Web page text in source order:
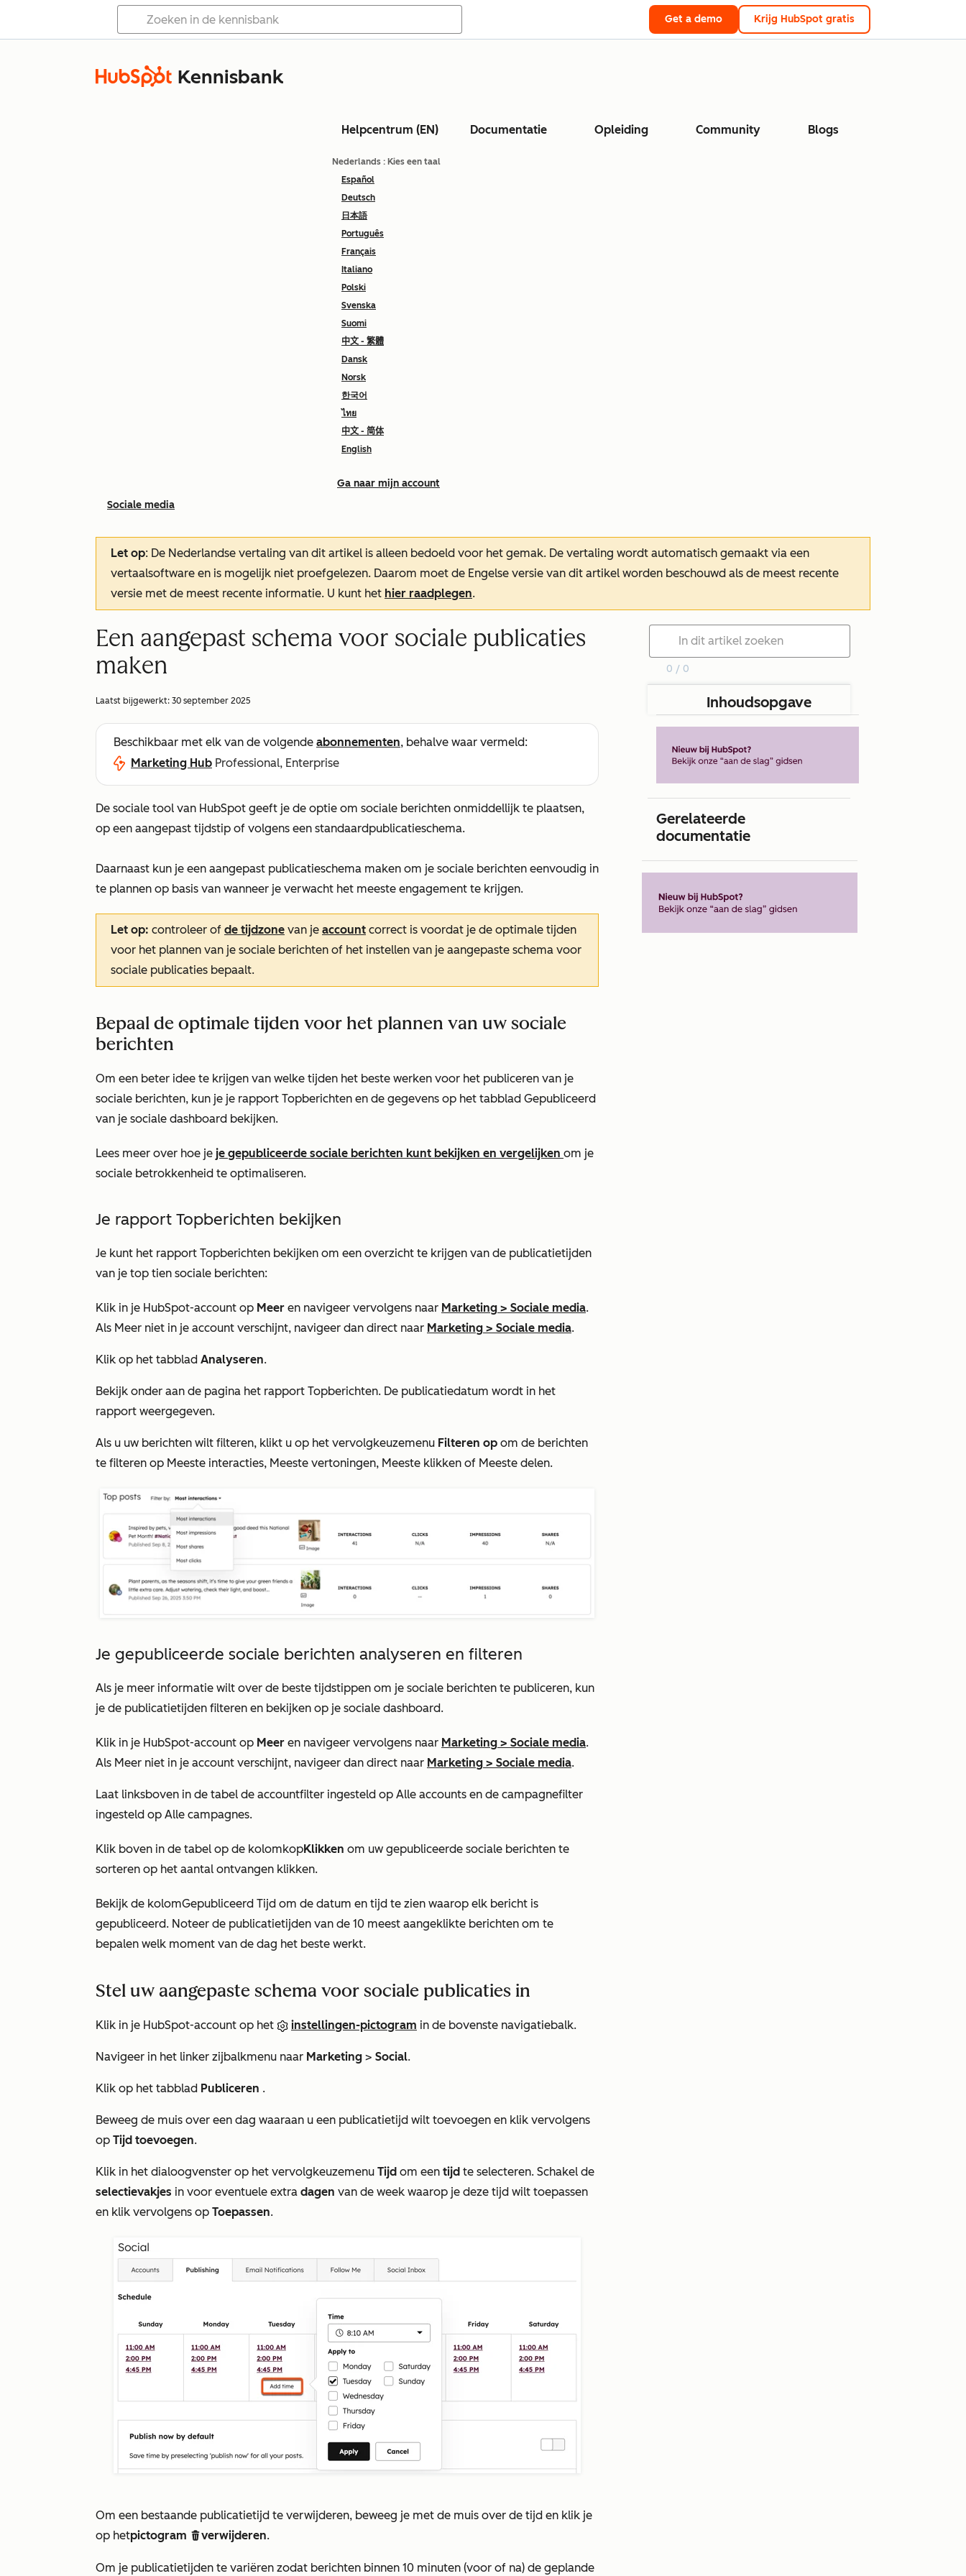
Get a demo Krijg HubSpot gratis
Kennisbank
Helpcentrum (EN) Documentatie Opleiding Community Blogs
Nederlands : Kies een taal
Español
Deutsch
日本語
Português
Français
Italiano
Polski
Svenska
Suomi
中文 - 繁體
Dansk
Norsk
한국어
ไทย
中文 - 简体
English
Ga naar mijn account
Sociale media
Let op: De Nederlandse vertaling van dit artikel is alleen bedoeld voor het gemak. De vertaling wordt automatisch gemaakt via een
vertaalsoftware en is mogelijk niet proefgelezen. Daarom moet de Engelse versie van dit artikel worden beschouwd als de meest recente
versie met de meest recente informatie. U kunt het hier raadplegen.
Een aangepast schema voor sociale publicaties
maken
Laatst bijgewerkt: 30 september 2025
Beschikbaar met elk van de volgende abonnementen, behalve waar vermeld:
Marketing Hub Professional, Enterprise
De sociale tool van HubSpot geeft je de optie om sociale berichten onmiddellijk te plaatsen,
op een aangepast tijdstip of volgens een standaardpublicatieschema.
Daarnaast kun je een aangepast publicatieschema maken om je sociale berichten eenvoudig in
te plannen op basis van wanneer je verwacht het meeste engagement te krijgen.
Let op: controleer of de tijdzone van je account correct is voordat je de optimale tijden
voor het plannen van je sociale berichten of het instellen van je aangepaste schema voor
sociale publicaties bepaalt.
Bepaal de optimale tijden voor het plannen van uw sociale
berichten
Om een beter idee te krijgen van welke tijden het beste werken voor het publiceren van je
sociale berichten, kun je je rapport Topberichten en de gegevens op het tabblad Gepubliceerd
van je sociale dashboard bekijken.
Lees meer over hoe je je gepubliceerde sociale berichten kunt bekijken en vergelijken om je
sociale betrokkenheid te optimaliseren.
Je rapport Topberichten bekijken
Je kunt het rapport Topberichten bekijken om een overzicht te krijgen van de publicatietijden
van je top tien sociale berichten:
Klik in je HubSpot-account op Meer en navigeer vervolgens naar Marketing > Sociale media.
Als Meer niet in je account verschijnt, navigeer dan direct naar Marketing > Sociale media.
Klik op het tabblad Analyseren.
Bekijk onder aan de pagina het rapport Topberichten. De publicatiedatum wordt in het
rapport weergegeven.
Als u uw berichten wilt filteren, klikt u op het vervolgkeuzemenu Filteren op om de berichten
te filteren op Meeste interacties, Meeste vertoningen, Meeste klikken of Meeste delen.
Je gepubliceerde sociale berichten analyseren en filteren
Als je meer informatie wilt over de beste tijdstippen om je sociale berichten te publiceren, kun
je de publicatietijden filteren en bekijken op je sociale dashboard.
Klik in je HubSpot-account op Meer en navigeer vervolgens naar Marketing > Sociale media.
Als Meer niet in je account verschijnt, navigeer dan direct naar Marketing > Sociale media.
Laat linksboven in de tabel de accountfilter ingesteld op Alle accounts en de campagnefilter
ingesteld op Alle campagnes.
Klik boven in de tabel op de kolomkopKlikken om uw gepubliceerde sociale berichten te
sorteren op het aantal ontvangen klikken.
Bekijk de kolomGepubliceerd Tijd om de datum en tijd te zien waarop elk bericht is
gepubliceerd. Noteer de publicatietijden van de 10 meest aangeklikte berichten om te
bepalen welk moment van de dag het beste werkt.
Stel uw aangepaste schema voor sociale publicaties in
Klik in je HubSpot-account op het instellingen-pictogram in de bovenste navigatiebalk.
Navigeer in het linker zijbalkmenu naar Marketing > Social.
Klik op het tabblad Publiceren .
Beweeg de muis over een dag waaraan u een publicatietijd wilt toevoegen en klik vervolgens
op Tijd toevoegen.
Klik in het dialoogvenster op het vervolgkeuzemenu Tijd om een tijd te selecteren. Schakel de
selectievakjes in voor eventuele extra dagen van de week waarop je deze tijd wilt toepassen
en klik vervolgens op Toepassen.
Om een bestaande publicatietijd te verwijderen, beweeg je met de muis over de tijd en klik je
op hetpictogram deleteverwijderen.
Om je publicatietijden te variëren zodat berichten binnen 10 minuten (voor of na) de geplande
0 / 0
Inhoudsopgave
Gerelateerde
documentatie